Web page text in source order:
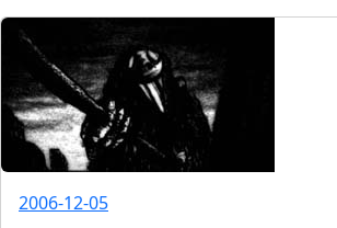
2006-12-05